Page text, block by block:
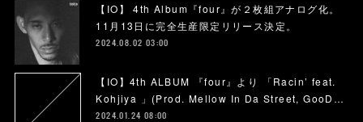
【IO】 4th Album『four』が２枚組アナログ化。
11月13日に完全生産限定リリース決定。
2024.08.02 03:00
【IO】4th ALBUM 『four』より 「Racin’ feat.
Kohjiya 」(Prod. Mellow In Da Street, GooD…
2024.01.24 08:00